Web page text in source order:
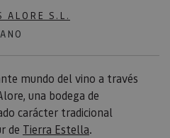
ALORE S.L.
mundo del vino a través
una bodega de
carácter tradicional
de Tierra Estella.